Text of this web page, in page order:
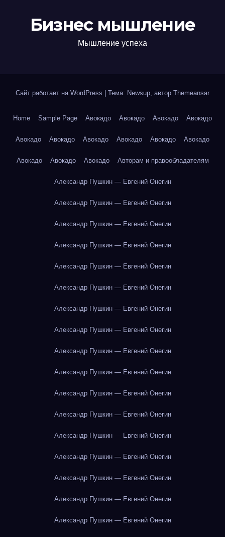
Бизнес мышление
Мышление успеха
Сайт работает на WordPress Тема: Newsup, автор Themeansar
Home Sample Page Авокадо Авокадо Авокадо Авокадо
Авокадо Авокадо Авокадо Авокадо Авокадо Авокадо
Авокадо Авокадо Авокадо Авторам и правообладателям
Александр Пушкин — Евгений Онегин
Александр Пушкин — Евгений Онегин
Александр Пушкин — Евгений Онегин
Александр Пушкин — Евгений Онегин
Александр Пушкин — Евгений Онегин
Александр Пушкин — Евгений Онегин
Александр Пушкин — Евгений Онегин
Александр Пушкин — Евгений Онегин
Александр Пушкин — Евгений Онегин
Александр Пушкин — Евгений Онегин
Александр Пушкин — Евгений Онегин
Александр Пушкин — Евгений Онегин
Александр Пушкин — Евгений Онегин
Александр Пушкин — Евгений Онегин
Александр Пушкин — Евгений Онегин
Александр Пушкин — Евгений Онегин
Александр Пушкин — Евгений Онегин